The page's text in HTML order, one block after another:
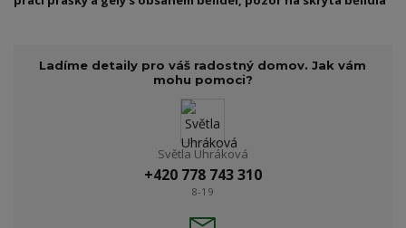
Ladíme detaily pro váš radostný domov. Jak vám
mohu pomoci?
Světla Uhráková
+420 778 743 310
8-19